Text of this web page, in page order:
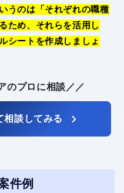
うのは「それぞれの職種
ため、それらを活用し
シートを作成しましょ
のプロに相談／／
相談してみる
件例